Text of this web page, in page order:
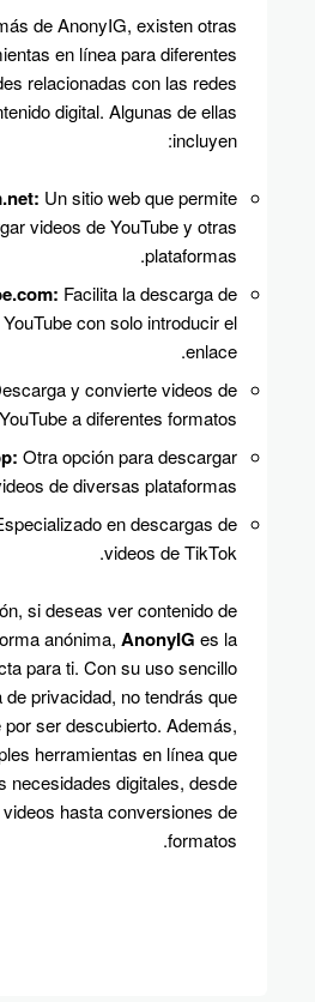
de AnonyIG, existen otras
en línea para diferentes
relacionadas con las redes
digital. Algunas de ellas
incluyen:
Un sitio web que permite
videos de YouTube y otras
plataformas.
Facilita la descarga de
con solo introducir el
enlace.
y convierte videos de
YouTube a diferentes formatos.
Otra opción para descargar
de diversas plataformas.
en descargas de
videos de TikTok.
si deseas ver contenido de
anónima, AnonyIG es la
para ti. Con su uso sencillo
de privacidad, no tendrás que
por ser descubierto. Además,
herramientas en línea que
necesidades digitales, desde
hasta conversiones de
formatos.